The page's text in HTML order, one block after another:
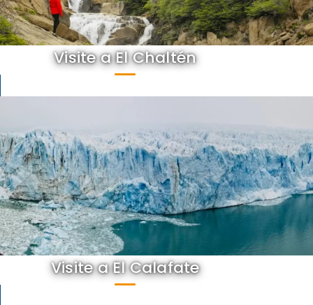
Visite a El Chaltén
Visite a El Calafate